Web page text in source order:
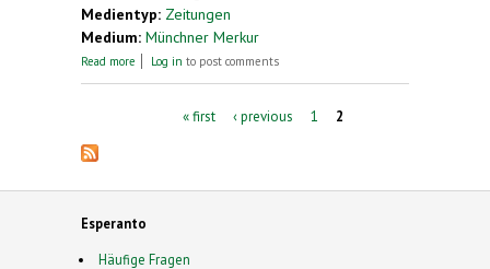
Medientyp: Zeitungen
Medium: Münchner Merkur
Read more about Der Mensch des Tages - Im Esperanto-Fieber
Log in to post comments
« first ‹ previous 1 2
Esperanto
Häufige Fragen